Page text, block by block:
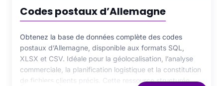
Codes postaux d’Allemagne
Obtenez la base de données complète des codes
postaux d’Allemagne, disponible aux formats SQL,
XLSX et CSV. Idéale pour la géolocalisation, l’analyse
commerciale, la planification logistique et la constitution
de fichiers clients précis. Cette ressource structurée